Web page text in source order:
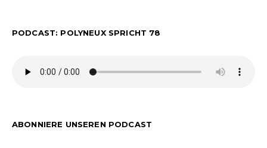
PODCAST: POLYNEUX SPRICHT 78
ABONNIERE UNSEREN PODCAST